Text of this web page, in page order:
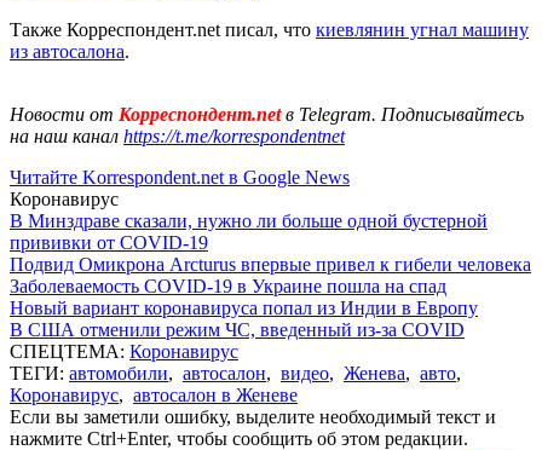
Также Корреспондент.net писал, что киевлянин угнал машину
из автосалона.
Новости от Корреспондент.netв Telegram. Подписывайтесь
на наш канал https://t.me/korrespondentnet
Читайте Korrespondent.net в Google News
Коронавирус
В Минздраве сказали, нужно ли больше одной бустерной
прививки от COVID-19
Подвид Омикрона Arcturus впервые привел к гибели человека
Заболеваемость COVID-19 в Украине пошла на спад
Новый вариант коронавируса попал из Индии в Европу
В США отменили режим ЧС, введенный из-за COVID
СПЕЦТЕМА: Коронавирус
ТЕГИ: автомобили, автосалон, видео, Женева, авто,
Коронавирус, автосалон в Женеве
Если вы заметили ошибку, выделите необходимый текст и
нажмите Ctrl+Enter, чтобы сообщить об этом редакции.